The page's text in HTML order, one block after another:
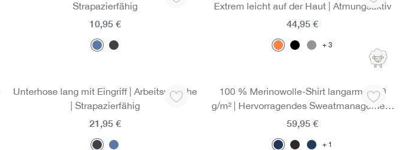
Strapazierfähig
10,95 €
Extrem leicht auf der Haut | Atmungsaktiv
3
44,95 €
Unterhose lang mit Eingriff | Arbeitswäsche
| Strapazierfähig
21,95 €
100 % Merinowolle-Shirt langarm | 190
g/m² | Hervorragendes Sweatmanagement
dank integrierten Mesh-Einsätzen
1
59,95 €